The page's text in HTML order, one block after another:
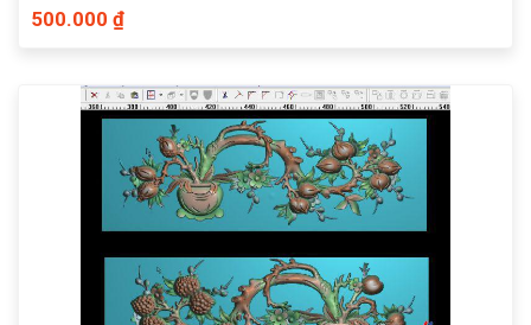
500.000 ₫